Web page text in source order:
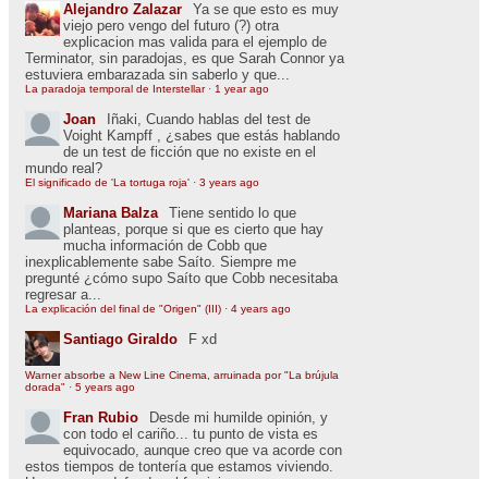
Alejandro Zalazar
Ya se que esto es muy
viejo pero vengo del futuro (?) otra
explicacion mas valida para el ejemplo de
Terminator, sin paradojas, es que Sarah Connor ya
estuviera embarazada sin saberlo y que...
La paradoja temporal de Interstellar· 1 year ago
Joan
Iñaki, Cuando hablas del test de
Voight Kampff , ¿sabes que estás hablando
de un test de ficción que no existe en el
mundo real?
El significado de 'La tortuga roja' · 3 years ago
Mariana Balza
Tiene sentido lo que
planteas, porque si que es cierto que hay
mucha información de Cobb que
inexplicablemente sabe Saíto. Siempre me
pregunté ¿cómo supo Saíto que Cobb necesitaba
regresar a...
La explicación del final de "Origen" (III) · 4 years ago
Santiago Giraldo F xd
Warner absorbe a New Line Cinema, arruinada por "La brújula
dorada" · 5 years ago
Fran Rubio
Desde mi humilde opinión, y
con todo el cariño... tu punto de vista es
equivocado, aunque creo que va acorde con
estos tiempos de tontería que estamos viviendo.